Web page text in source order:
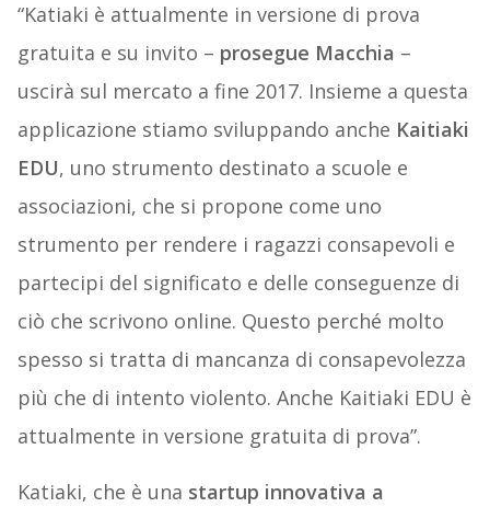
“Katiaki è attualmente in versione di prova
gratuita e su invito – prosegue Macchia –
uscirà sul mercato a fine 2017. Insieme a questa
applicazione stiamo sviluppando anche Kaitiaki
EDU, uno strumento destinato a scuole e
associazioni, che si propone come uno
strumento per rendere i ragazzi consapevoli e
partecipi del significato e delle conseguenze di
ciò che scrivono online. Questo perché molto
spesso si tratta di mancanza di consapevolezza
più che di intento violento. Anche Kaitiaki EDU è
attualmente in versione gratuita di prova”.
Katiaki, che è una startup innovativa a